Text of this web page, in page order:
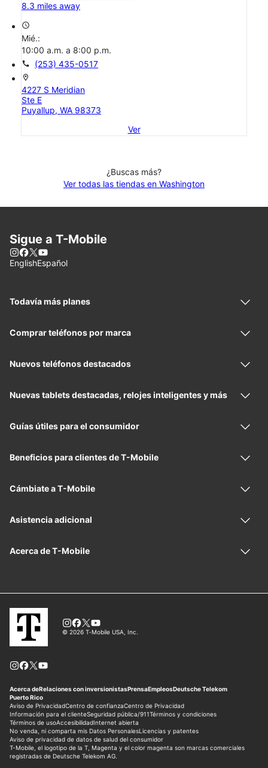
8.3 miles away
access_time
Mié.:
10:00 a.m. a 8:00 p.m.
call (253) 435-0517
location_on
4227 S Meridian
Ste E
Puyallup, WA 98373
Ver
¿Buscas más?
Ver todas las tiendas en Washington